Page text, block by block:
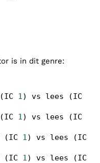
is in dit genre:
(IC 1) vs lees (IC
(IC 1) vs lees (IC
(IC 1) vs lees (IC
(IC 1) vs lees (IC